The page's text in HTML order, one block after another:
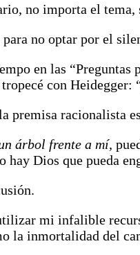
no importa el tema,
para no optar por el
en las “Preguntas
con Heidegger:
premisa racionalista
árbol frente a mí,
hay Dios que pueda
mi infalible
la inmortalidad del